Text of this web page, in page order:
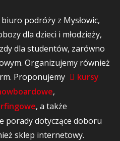
podróży z Mysłowic,
dla dzieci i młodzieży,
dla studentów, zarówno
Organizujemy również
Proponujemy
kursy
,
, a także
porady dotyczące doboru
sklep internetowy.